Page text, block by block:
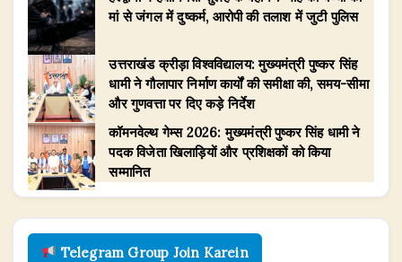
मां से जंगल में दुष्कर्म, आरोपी की तलाश में जुटी पुलिस
उत्तराखंड क्रीड़ा विश्वविद्यालय: मुख्यमंत्री पुष्कर सिंह
धामी ने गौलापार निर्माण कार्यों की समीक्षा की, समय-सीमा
और गुणवत्ता पर दिए कड़े निर्देश
​कॉमनवेल्थ गेम्स 2026: मुख्यमंत्री पुष्कर सिंह धामी ने
पदक विजेता खिलाड़ियों और प्रशिक्षकों को किया
सम्मानित
Telegram Group Join Karein